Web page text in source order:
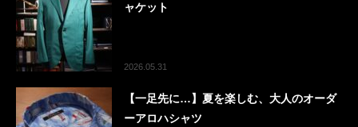
ャケット
2026.05.31
【一足先に…】夏を楽しむ、大人のオーダ
ーアロハシャツ